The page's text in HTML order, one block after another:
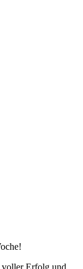
voller Erfolg und